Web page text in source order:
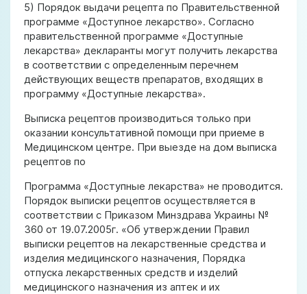
5) Порядок выдачи рецепта по Правительственной
программе «Доступное лекарство». Согласно
правительственной программе «Доступные
лекарства» декларанты могут получить лекарства
в соответствии с определенным перечнем
действующих веществ препаратов, входящих в
программу «Доступные лекарства».
Выписка рецептов производиться только при
оказании консультативной помощи при приеме в
Медицинском центре. При выезде на дом выписка
рецептов по
Программа «Доступные лекарства» не проводится.
Порядок выписки рецептов осуществляется в
соответствии с Приказом Минздрава Украины №
360 от 19.07.2005г. «Об утверждении Правил
выписки рецептов на лекарственные средства и
изделия медицинского назначения, Порядка
отпуска лекарственных средств и изделий
медицинского назначения из аптек и их